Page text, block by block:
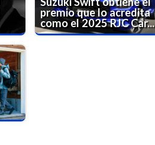
premio que lo acredita
como el 2025 RJC Car...